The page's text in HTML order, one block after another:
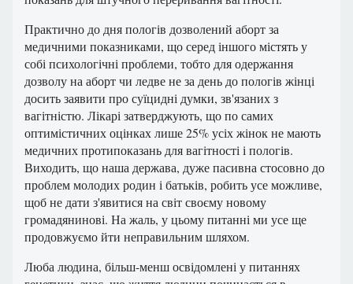
Практично до дня пологів дозволений аборт за
медичними показниками, що серед іншого містять у
собі психологічні проблеми, тобто для одержання
дозволу на аборт чи ледве не за день до пологів жінці
досить заявити про суїцидні думки, зв'язаних з
вагітністю. Лікарі затверджують, що по самих
оптимістичних оцінках лише 25% усіх жінок не мають
медичних протипоказань для вагітності і пологів.
Виходить, що наша держава, дуже пасивна стосовно до
проблем молодих родин і батьків, робить усе можливе,
щоб не дати з'явитися на світ своєму новому
громадянинові. На жаль, у цьому питанні ми усе ще
продовжуємо йти неправильним шляхом.
Люба людина, більш-менш освідомлені у питаннях